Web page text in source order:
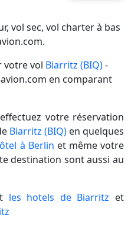
vol sec, vol charter à bas
votre vol Biarritz (BIQ)-
en comparant
votre réservation
Biarritz (BIQ) en quelques
à Berlin et même votre
destination sont aussi au
les hotels de Biarritz et